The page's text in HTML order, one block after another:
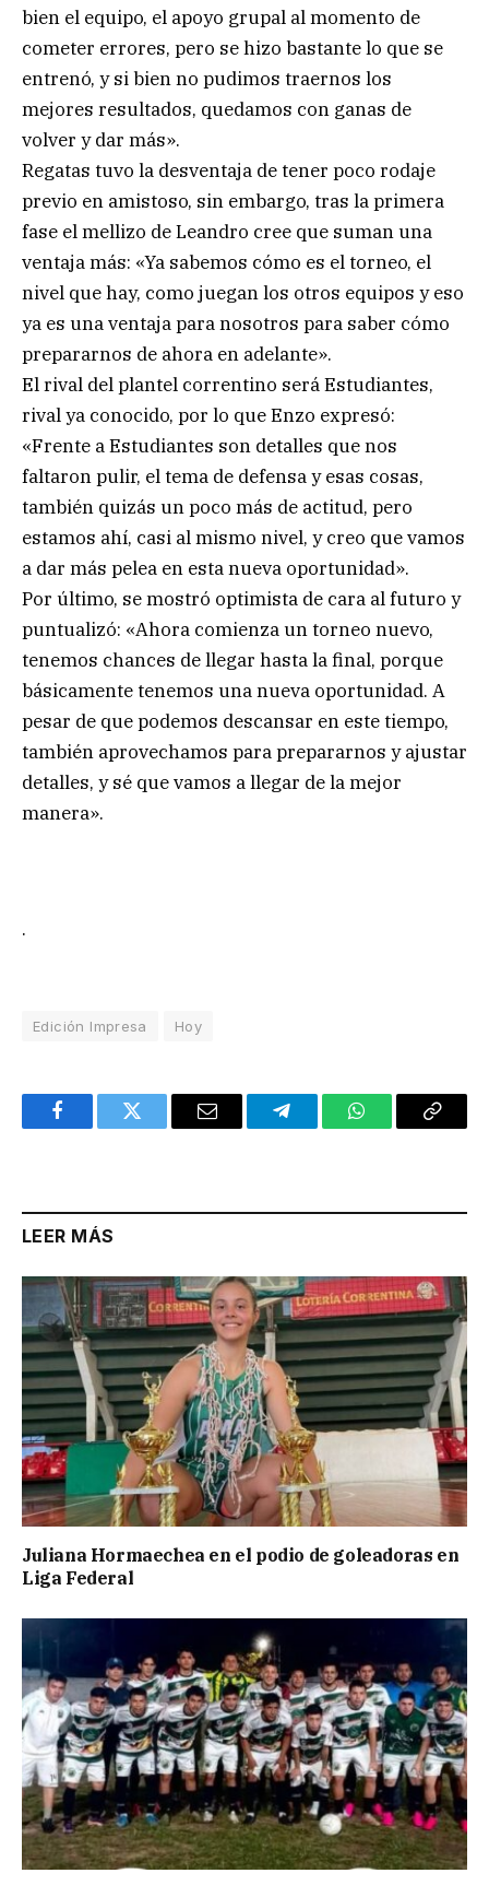
bien el equipo, el apoyo grupal al momento de
cometer errores, pero se hizo bastante lo que se
entrenó, y si bien no pudimos traernos los
mejores resultados, quedamos con ganas de
volver y dar más».
Regatas tuvo la desventaja de tener poco rodaje
previo en amistoso, sin embargo, tras la primera
fase el mellizo de Leandro cree que suman una
ventaja más: «Ya sabemos cómo es el torneo, el
nivel que hay, como juegan los otros equipos y eso
ya es una ventaja para nosotros para saber cómo
prepararnos de ahora en adelante».
El rival del plantel correntino será Estudiantes,
rival ya conocido, por lo que Enzo expresó:
«Frente a Estudiantes son detalles que nos
faltaron pulir, el tema de defensa y esas cosas,
también quizás un poco más de actitud, pero
estamos ahí, casi al mismo nivel, y creo que vamos
a dar más pelea en esta nueva oportunidad».
Por último, se mostró optimista de cara al futuro y
puntualizó: «Ahora comienza un torneo nuevo,
tenemos chances de llegar hasta la final, porque
básicamente tenemos una nueva oportunidad. A
pesar de que podemos descansar en este tiempo,
también aprovechamos para prepararnos y ajustar
detalles, y sé que vamos a llegar de la mejor
manera».
.
Edición Impresa Hoy
FacebookTwitter Email TelegramWhatsAppCopy
LEER MÁS
Juliana Hormaechea en el podio de goleadoras en
Liga Federal